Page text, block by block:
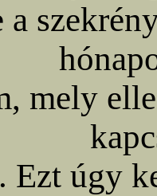
a
mely
Ezt úgy